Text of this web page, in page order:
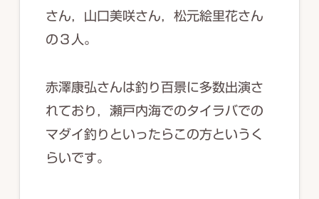
さん，山口美咲さん，松元絵里花さん
の３人。
赤澤康弘さんは釣り百景に多数出演さ
れており，瀬戸内海でのタイラバでの
マダイ釣りといったらこの方というく
らいです。